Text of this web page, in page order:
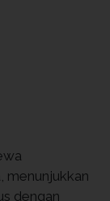
menunjukkan
dengan